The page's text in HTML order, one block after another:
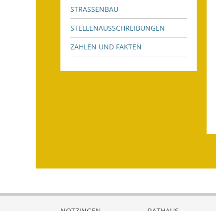
STRASSENBAU
STELLENAUSSCHREIBUNGEN
ZAHLEN UND FAKTEN